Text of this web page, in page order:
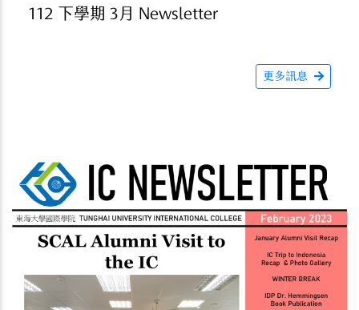
112 下學期 3月 Newsletter
更多訊息